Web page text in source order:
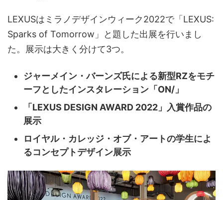
LEXUSはミラノデザインウィーク2022で「LEXUS:
Sparks of Tomorrow」と題した出展を行いまし
た。展示は大きく分けて3つ。
ジャーメイン・バーンズ氏による新型RZをモチ
ーフとしたインスタレーション「ON/」
「LEXUS DESIGN AWARD 2022」入賞作品の
展示
ロイヤル・カレッジ・オブ・アートの学生によ
るコンセプトデザイン展示